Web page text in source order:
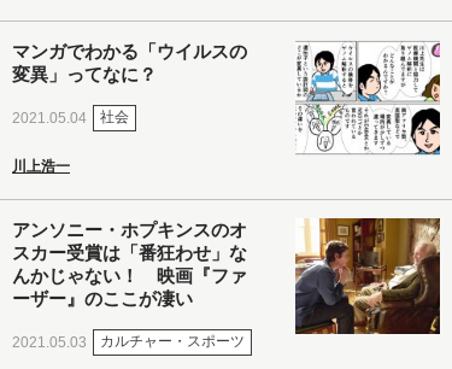
マンガでわかる「ウイルスの
変異」ってなに？
2021.05.04 社会
川上浩一
アンソニー・ホプキンスのオ
スカー受賞は「番狂わせ」な
んかじゃない！ 映画『ファ
ーザー』のここが凄い
2021.05.03 カルチャー・スポーツ